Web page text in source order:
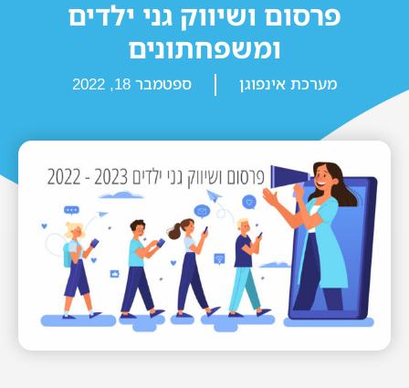
פרסום ושיווק גני ילדים
ומשפחתונים
מערכת אינפוגן ספטמבר 18, 2022